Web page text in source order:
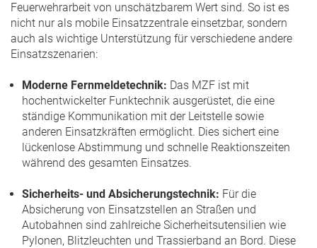
Feuerwehrarbeit von unschätzbarem Wert sind. So ist es
nicht nur als mobile Einsatzzentrale einsetzbar, sondern
auch als wichtige Unterstützung für verschiedene andere
Einsatzszenarien:
Moderne Fernmeldetechnik: Das MZF ist mit
hochentwickelter Funktechnik ausgerüstet, die eine
ständige Kommunikation mit der Leitstelle sowie
anderen Einsatzkräften ermöglicht. Dies sichert eine
lückenlose Abstimmung und schnelle Reaktionszeiten
während des gesamten Einsatzes.
Sicherheits- und Absicherungstechnik: Für die
Absicherung von Einsatzstellen an Straßen und
Autobahnen sind zahlreiche Sicherheitsutensilien wie
Pylonen, Blitzleuchten und Trassierband an Bord. Diese